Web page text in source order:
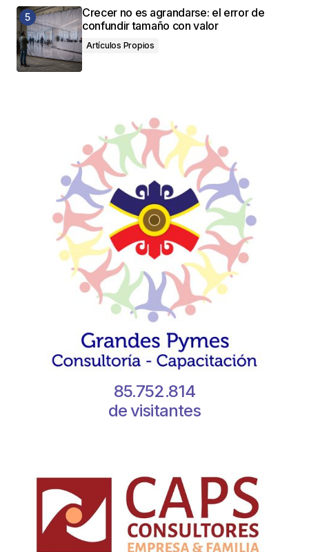
Crecer no es agrandarse: el error de
confundir tamaño con valor
Artículos Propios
85.752.814
de visitantes